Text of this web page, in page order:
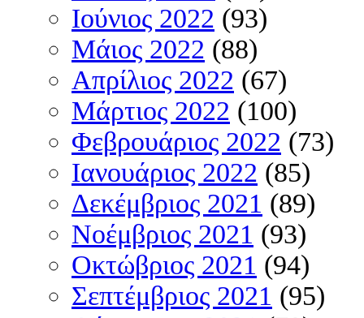
Ιούνιος 2022 (93)
Μάιος 2022 (88)
Απρίλιος 2022 (67)
Μάρτιος 2022 (100)
Φεβρουάριος 2022 (73)
Ιανουάριος 2022 (85)
Δεκέμβριος 2021 (89)
Νοέμβριος 2021 (93)
Οκτώβριος 2021 (94)
Σεπτέμβριος 2021 (95)